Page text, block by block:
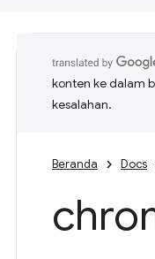
konten ke dalam
kesalahan.
Beranda Docs